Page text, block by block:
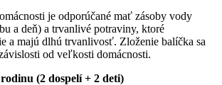
je odporúčané mať zásoby vody
a deň) a trvanlivé potraviny, ktoré
a majú dlhú trvanlivosť. Zloženie balíčka sa
od veľkosti domácnosti.
(2 dospelí + 2 deti)